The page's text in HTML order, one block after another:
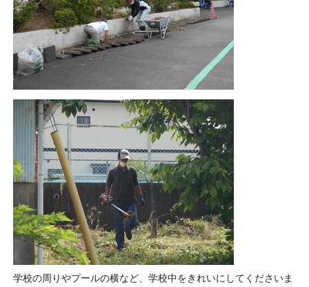
学校の周りやプールの横など、学校中をきれいにしてくださいま